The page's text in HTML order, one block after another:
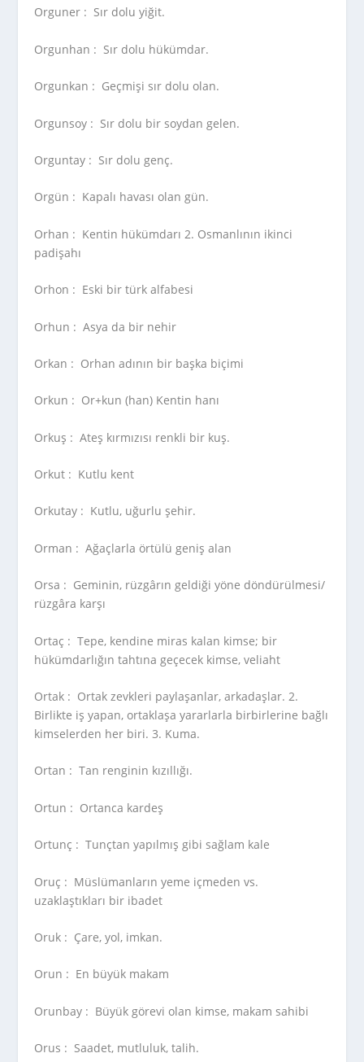
Orguner : Sır dolu yiğit.
Orgunhan : Sır dolu hükümdar.
Orgunkan : Geçmişi sır dolu olan.
Orgunsoy : Sır dolu bir soydan gelen.
Orguntay : Sır dolu genç.
Orgün : Kapalı havası olan gün.
Orhan : Kentin hükümdarı 2. Osmanlının ikinci
padişahı
Orhon : Eski bir türk alfabesi
Orhun : Asya da bir nehir
Orkan : Orhan adının bir başka biçimi
Orkun : Or+kun (han) Kentin hanı
Orkuş : Ateş kırmızısı renkli bir kuş.
Orkut : Kutlu kent
Orkutay : Kutlu, uğurlu şehir.
Orman : Ağaçlarla örtülü geniş alan
Orsa : Geminin, rüzgârın geldiği yöne döndürülmesi/
rüzgâra karşı
Ortaç : Tepe, kendine miras kalan kimse; bir
hükümdarlığın tahtına geçecek kimse, veliaht
Ortak : Ortak zevkleri paylaşanlar, arkadaşlar. 2.
Birlikte iş yapan, ortaklaşa yararlarla birbirlerine bağlı
kimselerden her biri. 3. Kuma.
Ortan : Tan renginin kızıllığı.
Ortun : Ortanca kardeş
Ortunç : Tunçtan yapılmış gibi sağlam kale
Oruç : Müslümanların yeme içmeden vs.
uzaklaştıkları bir ibadet
Oruk : Çare, yol, imkan.
Orun : En büyük makam
Orunbay : Büyük görevi olan kimse, makam sahibi
Orus : Saadet, mutluluk, talih.